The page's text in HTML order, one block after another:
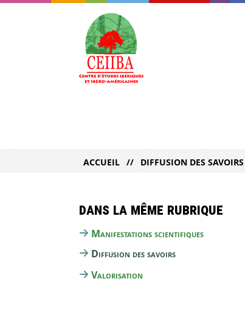
ACCUEIL DIFFUSION DES SAVOIRS
Dans la même rubrique
Manifestations scientifiques
Diffusion des savoirs
Valorisation